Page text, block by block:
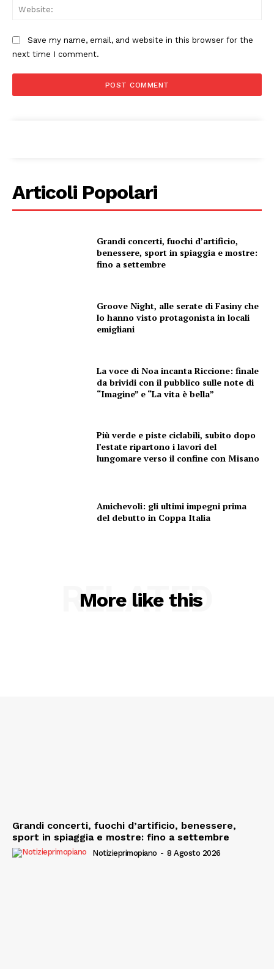
Menu
Canale TV 70/80/90
Save my name, email, and website in this browser for the
next time I comment.
Articoli Popolari
Grandi concerti, fuochi d’artificio,
benessere, sport in spiaggia e mostre:
fino a settembre
Groove Night, alle serate di Fasiny che
lo hanno visto protagonista in locali
emigliani
La voce di Noa incanta Riccione: finale
da brividi con il pubblico sulle note di
“Imagine” e “La vita è bella”
Più verde e piste ciclabili, subito dopo
l’estate ripartono i lavori del
lungomare verso il confine con Misano
Amichevoli: gli ultimi impegni prima
del debutto in Coppa Italia
More like this
RELATED
Grandi concerti, fuochi d’artificio, benessere,
sport in spiaggia e mostre: fino a settembre
Notizieprimopiano - 8 Agosto 2026